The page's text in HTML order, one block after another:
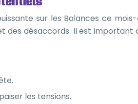
sur les Balances ce
des désaccords. Il est
les tensions.